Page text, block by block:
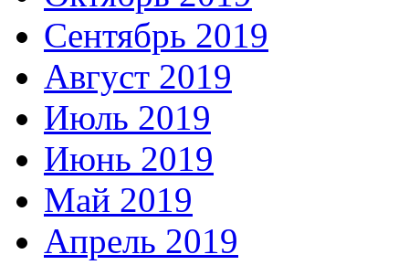
Сентябрь 2019
Август 2019
Июль 2019
Июнь 2019
Май 2019
Апрель 2019